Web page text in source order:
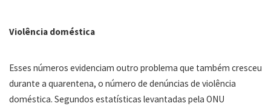
Violência doméstica
Esses números evidenciam outro problema que também cresceu
durante a quarentena, o número de denúncias de violência
doméstica. Segundos estatísticas levantadas pela ONU